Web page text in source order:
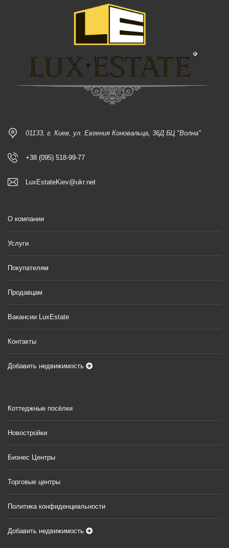
01133, г. Киев, ул. Евгения Коновальца, 36Д БЦ "Волна"
+38 (095) 518-99-77
LuxEstateKiev@ukr.net
О компании
Услуги
Покупателям
Продавцам
Вакансии LuxEstate
Контакты
Добавить недвижимость
Коттеджные посёлки
Новостройки
Бизнес Центры
Торговые центры
Политика конфиденциальности
Добавить недвижимость